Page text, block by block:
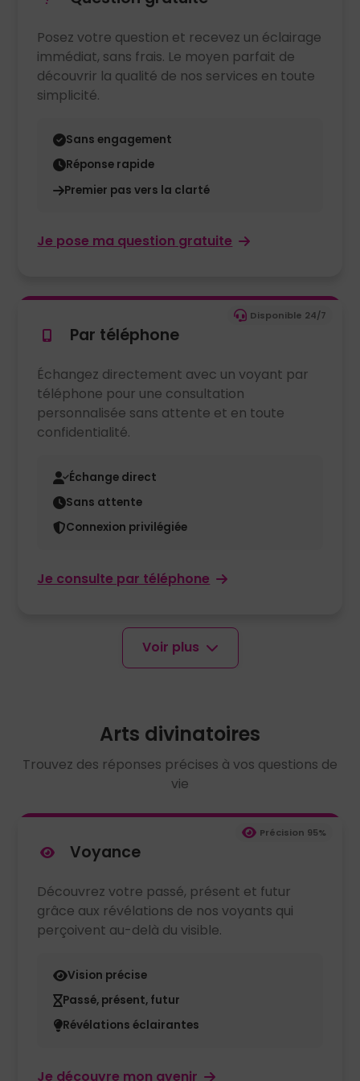
Posez votre question et recevez un éclairage
immédiat, sans frais. Le moyen parfait de
découvrir la qualité de nos services en toute
simplicité.
Sans engagement
Réponse rapide
Premier pas vers la clarté
Je pose ma question gratuite
Par téléphone
Échangez directement avec un voyant par
téléphone pour une consultation
personnalisée sans attente et en toute
confidentialité.
Échange direct
Sans attente
Connexion privilégiée
Je consulte par téléphone
Disponible 24/7
Voir plus
Arts divinatoires
Trouvez des réponses précises à vos questions de
vie
Voyance
Découvrez votre passé, présent et futur
grâce aux révélations de nos voyants qui
perçoivent au-delà du visible.
Vision précise
Passé, présent, futur
Révélations éclairantes
Je découvre mon avenir
Précision 95%